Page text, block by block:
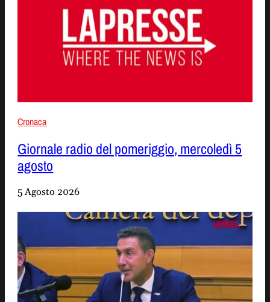
Cronaca
Giornale radio del pomeriggio, mercoledì 5
agosto
5 Agosto 2026